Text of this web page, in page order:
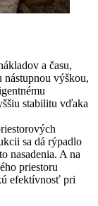
a času,
výškou,
stabilitu vďaka
sa dá rýpadlo
nasadenia. A na
priestoru
efektívnosť pri